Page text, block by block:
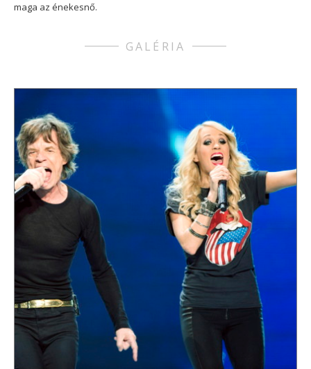
maga az énekesnő.
GALÉRIA